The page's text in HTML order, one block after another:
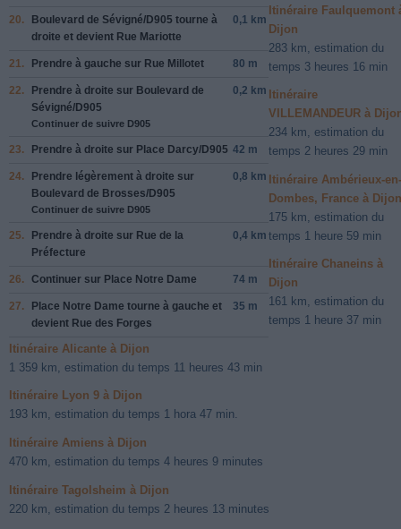
20. Boulevard de Sévigné/D905 tourne à
droite et devient Rue Mariotte
0,1 km
21. Prendre à gauche sur Rue Millotet 80 m
22. Prendre à droite sur Boulevard de
Sévigné/D905
Continuer de suivre D905
0,2 km
23. Prendre à droite sur Place Darcy/D905 42 m
24. Prendre légèrement à droite sur
Boulevard de Brosses/D905
Continuer de suivre D905
0,8 km
25. Prendre à droite sur Rue de la
Préfecture
0,4 km
26. Continuer sur Place Notre Dame 74 m
27. Place Notre Dame tourne à gauche et
devient Rue des Forges
35 m
Itinéraire Faulquemont
Dijon
283 km, estimation du
temps 3 heures 16 min
Itinéraire
VILLEMANDEUR à
234 km, estimation du
temps 2 heures 29 min
Itinéraire Ambérieux-en-
Dombes, France à Dijon
175 km, estimation du
temps 1 heure 59 min
Itinéraire Chaneins à
Dijon
161 km, estimation du
temps 1 heure 37 min
Itinéraire Alicante à Dijon
1 359 km, estimation du temps 11 heures 43 min
Itinéraire Lyon 9 à Dijon
193 km, estimation du temps 1 hora 47 min.
Itinéraire Amiens à Dijon
470 km, estimation du temps 4 heures 9 minutes
Itinéraire Tagolsheim à Dijon
220 km, estimation du temps 2 heures 13 minutes